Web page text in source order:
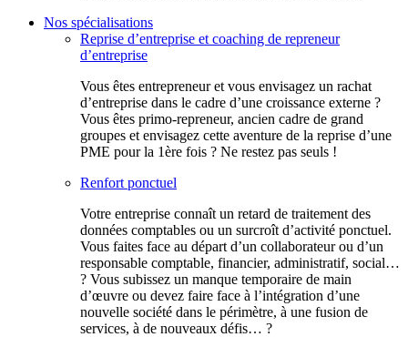
Nos spécialisations
Reprise d’entreprise et coaching de repreneur
d’entreprise
Vous êtes entrepreneur et vous envisagez un rachat
d’entreprise dans le cadre d’une croissance externe ?
Vous êtes primo-repreneur, ancien cadre de grand
groupes et envisagez cette aventure de la reprise d’une
PME pour la 1ère fois ? Ne restez pas seuls !
Renfort ponctuel
Votre entreprise connaît un retard de traitement des
données comptables ou un surcroît d’activité ponctuel.
Vous faites face au départ d’un collaborateur ou d’un
responsable comptable, financier, administratif, social…
? Vous subissez un manque temporaire de main
d’œuvre ou devez faire face à l’intégration d’une
nouvelle société dans le périmètre, à une fusion de
services, à de nouveaux défis… ?